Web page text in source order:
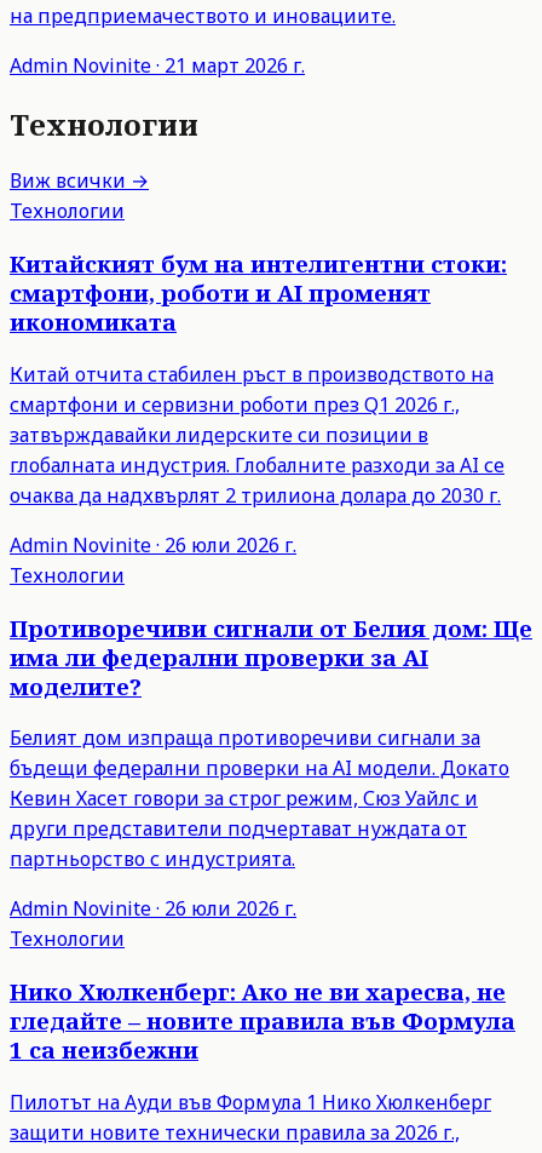
на предприемачеството и иновациите.
Admin Novinite· 21 март 2026 г.
Технологии
Виж всички →
Технологии
Китайският бум на интелигентни стоки:
смартфони, роботи и AI променят
икономиката
Китай отчита стабилен ръст в производството на
смартфони и сервизни роботи през Q1 2026 г.,
затвърждавайки лидерските си позиции в
глобалната индустрия. Глобалните разходи за AI се
очаква да надхвърлят 2 трилиона долара до 2030 г.
Admin Novinite· 26 юли 2026 г.
Технологии
Противоречиви сигнали от Белия дом: Ще
има ли федерални проверки за AI
моделите?
Белият дом изпраща противоречиви сигнали за
бъдещи федерални проверки на AI модели. Докато
Кевин Хасет говори за строг режим, Сюз Уайлс и
други представители подчертават нуждата от
партньорство с индустрията.
Admin Novinite· 26 юли 2026 г.
Технологии
Нико Хюлкенберг: Ако не ви харесва, не
гледайте – новите правила във Формула
1 са неизбежни
Пилотът на Ауди във Формула 1 Нико Хюлкенберг
защити новите технически правила за 2026 г.,